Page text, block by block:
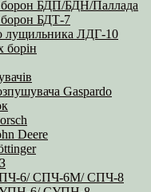
борон БДП/БДН/Паллада
борон БДТ-7
лущильника ЛДГ-10
борін
Gaspardo
Deere
СПЧ-6/ СПЧ-6М/ СПЧ-8